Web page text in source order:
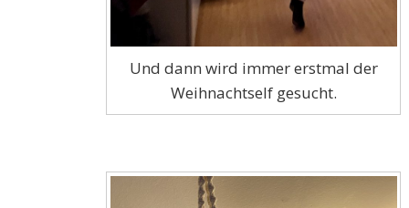
Und dann wird immer erstmal der
Weihnachtself gesucht.